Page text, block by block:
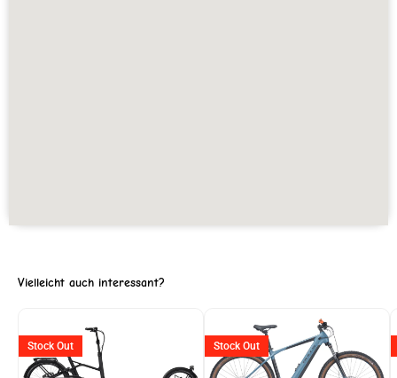
Vielleicht auch interessant?
Stock Out
Ursprünglicher
Preis
Aktueller
Preis
Stock Out
Preis